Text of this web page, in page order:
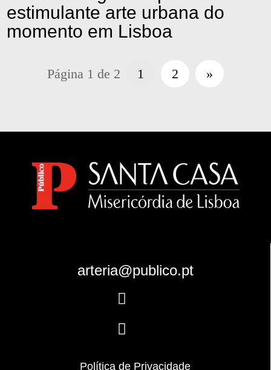
estimulante arte urbana do
momento em Lisboa
Página 1 de 2 1 2 »
arteria@publico.pt
Política de Privacidade